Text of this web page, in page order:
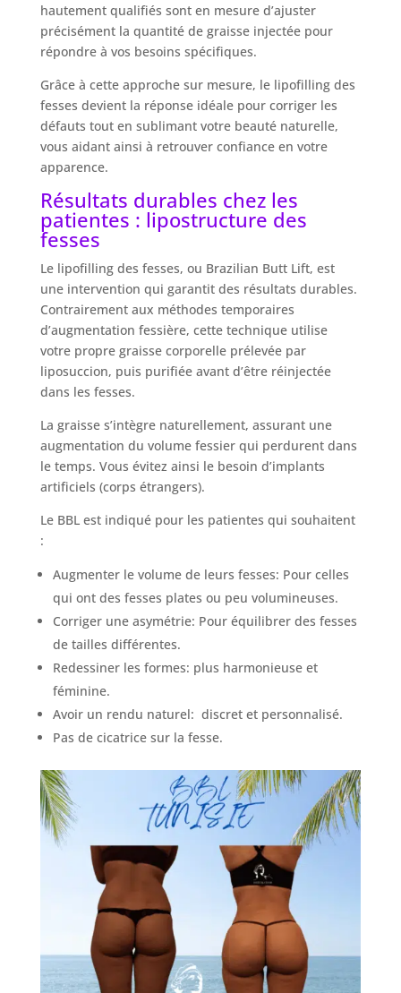
hautement qualifiés sont en mesure d’ajuster
précisément la quantité de graisse injectée pour
répondre à vos besoins spécifiques.
Grâce à cette approche sur mesure, le lipofilling des
fesses devient la réponse idéale pour corriger les
défauts tout en sublimant votre beauté naturelle,
vous aidant ainsi à retrouver confiance en votre
apparence.
Résultats durables chez les
patientes : lipostructure des
fesses
Le lipofilling des fesses, ou Brazilian Butt Lift, est
une intervention qui garantit des résultats durables.
Contrairement aux méthodes temporaires
d’augmentation fessière, cette technique utilise
votre propre graisse corporelle prélevée par
liposuccion, puis purifiée avant d’être réinjectée
dans les fesses.
La graisse s’intègre naturellement, assurant une
augmentation du volume fessier qui perdurent dans
le temps. Vous évitez ainsi le besoin d’implants
artificiels (corps étrangers).
Le BBL est indiqué pour les patientes qui souhaitent
:
Augmenter le volume de leurs fesses: Pour celles
qui ont des fesses plates ou peu volumineuses.
Corriger une asymétrie: Pour équilibrer des fesses
de tailles différentes.
Redessiner les formes: plus harmonieuse et
féminine.
Avoir un rendu naturel: discret et personnalisé.
Pas de cicatrice sur la fesse.